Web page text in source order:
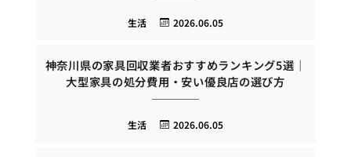
2026.06.05
生活
神奈川県の家具回収業者おすすめランキング5選｜
大型家具の処分費用・安い優良店の選び方
2026.06.05
生活